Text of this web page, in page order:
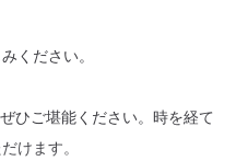
ください。
ひご堪能ください。時を経て
けます。